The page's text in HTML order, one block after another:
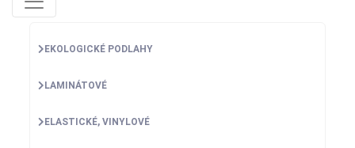
EKOLOGICKÉ PODLAHY
LAMINÁTOVÉ
ELASTICKÉ, VINYLOVÉ